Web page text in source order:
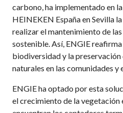
carbono, ha implementado en
HEINEKEN España en Sevilla
realizar el mantenimiento de
sostenible. Así, ENGIE
biodiversidad y la preservación
naturales en las comunidades y
ENGIE ha optado por esta
el crecimiento de la vegetación